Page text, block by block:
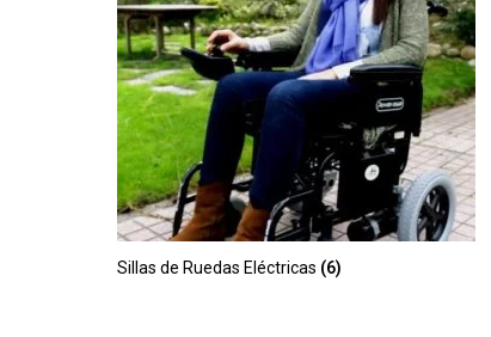
Sillas de Ruedas Eléctricas (6)